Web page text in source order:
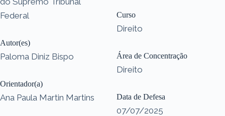
Federal
Autor(es)
Paloma Diniz Bispo
Orientador(a)
Ana Paula Martin Martins
Curso
Direito
Área de Concentração
Direito
Data de Defesa
07/07/2025